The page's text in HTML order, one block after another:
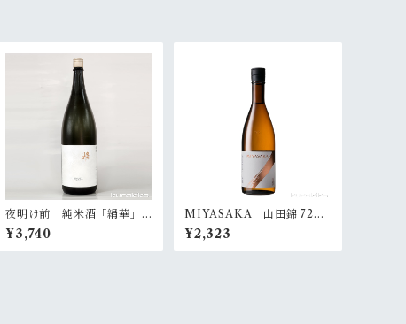
夜明け前 純米酒「絹華」 1
800ml
¥3,740
MIYASAKA 山田錦 720
ml
¥2,323